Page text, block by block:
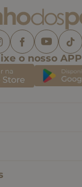
o nosso APP